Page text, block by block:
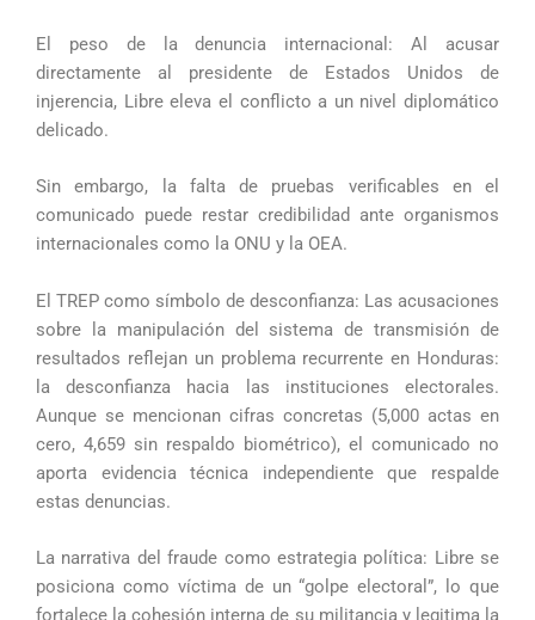
El peso de la denuncia internacional: Al acusar
directamente al presidente de Estados Unidos de
injerencia, Libre eleva el conflicto a un nivel diplomático
delicado.
Sin embargo, la falta de pruebas verificables en el
comunicado puede restar credibilidad ante organismos
internacionales como la ONU y la OEA.
El TREP como símbolo de desconfianza: Las acusaciones
sobre la manipulación del sistema de transmisión de
resultados reflejan un problema recurrente en Honduras:
la desconfianza hacia las instituciones electorales.
Aunque se mencionan cifras concretas (5,000 actas en
cero, 4,659 sin respaldo biométrico), el comunicado no
aporta evidencia técnica independiente que respalde
estas denuncias.
La narrativa del fraude como estrategia política: Libre se
posiciona como víctima de un “golpe electoral”, lo que
fortalece la cohesión interna de su militancia y legitima la